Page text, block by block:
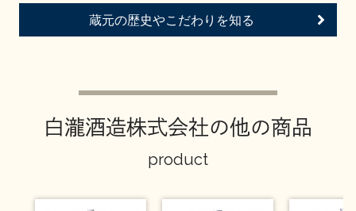
イベント情報
蔵元の歴史やこだわりを知る
白瀧酒造株式会社の他の商品
product